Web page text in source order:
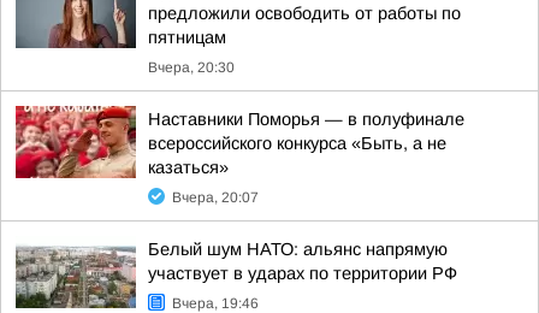
предложили освободить от работы по
пятницам
Вчера, 20:30
Наставники Поморья — в полуфинале
всероссийского конкурса «Быть, а не
казаться»
Вчера, 20:07
Белый шум НАТО: альянс напрямую
участвует в ударах по территории РФ
Вчера, 19:46